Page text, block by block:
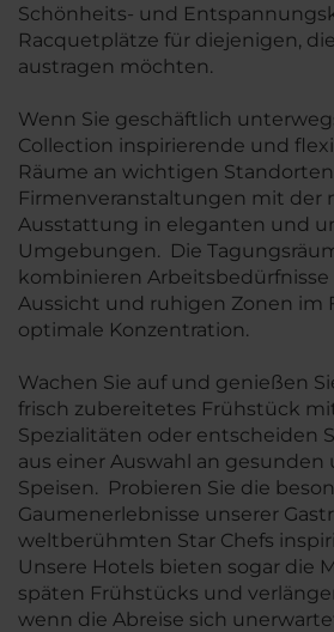
Schönheits- und
Racquetplätze für diejenigen,
austragen möchten.
Wenn Sie geschäftlich
Collection inspirierende und
Räume an wichtigen
Firmenveranstaltungen mit der
Ausstattung in eleganten und
Umgebungen. Die
kombinieren
Aussicht und ruhigen Zonen im
optimale Konzentration.
Wachen Sie auf und genießen
frisch zubereitetes Frühstück
Spezialitäten oder entscheiden
aus einer Auswahl an gesunden
Speisen. Probieren Sie die
Gaumenerlebnisse unserer
weltberühmten Star Chefs
Unsere Hotels bieten sogar die
späten Frühstücks und
wenn die Abreise sich